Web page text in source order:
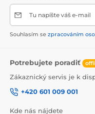
Tu napíšte váš e-mail
Souhlasím se zpracováním
Potrebujete poradiť
Zákaznický servis je k
+420 601 009 001
Kde nás nájdete